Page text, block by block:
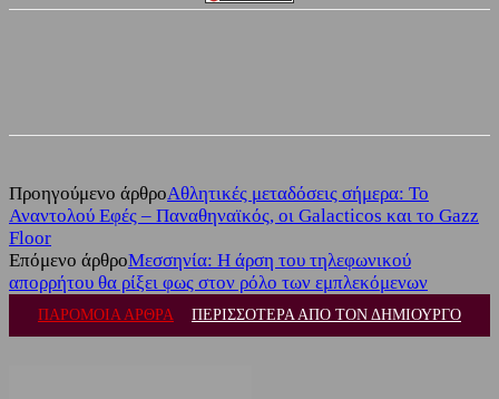
Προηγούμενο άρθροΑθλητικές μεταδόσεις σήμερα: Το
Αναντολού Εφές – Παναθηναϊκός, οι Galacticos και το Gazz
Floor
Επόμενο άρθροΜεσσηνία: Η άρση του τηλεφωνικού
απορρήτου θα ρίξει φως στον ρόλο των εμπλεκόμενων
ΠΑΡΟΜΟΙΑ ΑΡΘΡΑ ΠΕΡΙΣΣΟΤΕΡΑ ΑΠΟ ΤΟΝ ΔΗΜΙΟΥΡΓΟ